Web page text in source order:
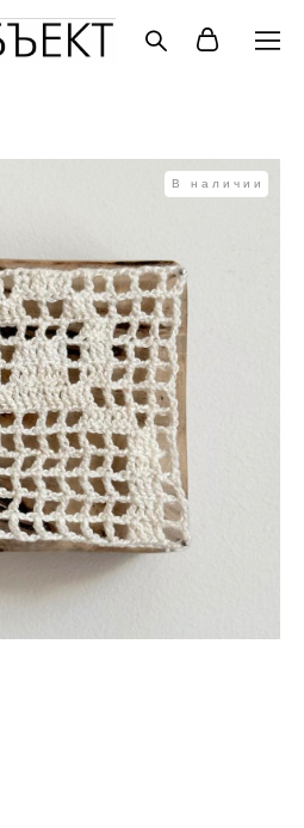
В наличии